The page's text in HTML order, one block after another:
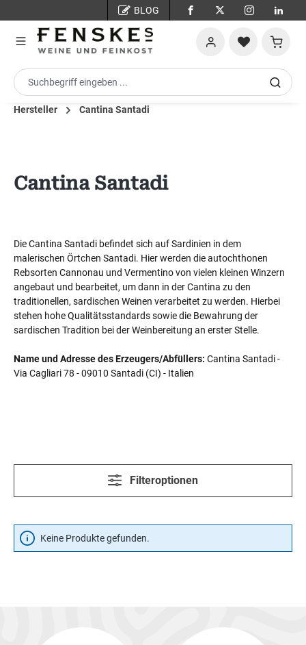
BLOG
Hersteller Cantina Santadi
Cantina Santadi
Die Cantina Santadi befindet sich auf Sardinien in dem
malerischen Örtchen Santadi. Hier werden die autochthonen
Rebsorten Cannonau und Vermentino von vielen kleinen Winzern
angebaut und bearbeitet, um dann in der Cantina zu den
traditionellen, sardischen Weinen verarbeitet zu werden. Hierbei
stehen hohe Qualitätsstandards sowie die Bewahrung der
sardischen Tradition bei der Weinbereitung an erster Stelle.
Name und Adresse des Erzeugers/Abfüllers: Cantina Santadi -
Via Cagliari 78 - 09010 Santadi (CI) - Italien
Filteroptionen
Keine Produkte gefunden.